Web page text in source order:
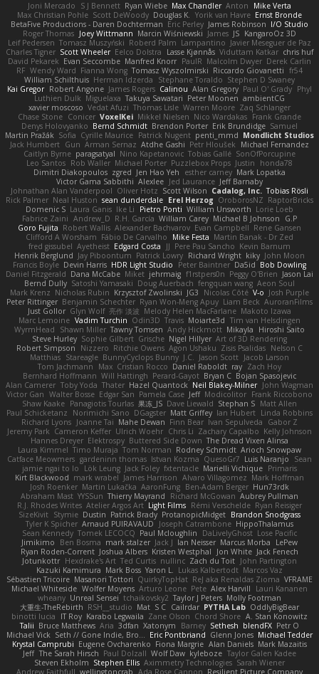
Joni Mercado S J Bennett Ryan Wiebe Max Chandler Anton
Mike Verta
Max Christian Pohle Scott DeWoody Douglas K. Yorik van Havre Ernst Bronde
BetaFive Productions - Daren Dochterman Eric Perley James Robinson I/O Studio
Roger Thomas Joey Wittmann Marcin Wiśniewski James JS KangaroOz 3D
Leif Pedersen Tomasz Muszyński Roberd Palm Lampantino Javier Meseguer de Paz
Charles Tigner Scott Wheeler Eelco Dolstra Lasse Kjønnås Viduttam Katkar chris huf
David Pekarek Evan Seccombe Manfred Knorr PaulR Malcolm Dwyer Derek Carlin
RF Wendy Ward Fianna Wong Tomasz Wyszolmirski Riccardo Giovanetti fr54
William Schilthuis Herman Idzerda Stephane Toraldo Stephen D Swaney
Kai Gregor Robert Angone James Rogers Calinou Alan Gregory Paul O' Grady Phyl
Luthien Dulk Miguelaxa Takuya Sawatari Peter Moonen ambientCG
xavier moscoso Vedat Afuzi Thomas Lisle Warren Moore Zaq Schlanger
Chase Stone Conicer VoxelKei Mikkel Nielsen Nico Wardakas Frank Grande
Denys Holovyanko Bernd Schmidt Brendon Porter Erik Brundidge Samuel
Martin Pražák Sofia Cyrille Maurice Patrick Nugent penti_mmd Mondlicht Studios
Jack Humbert Gun Arman Sernaz Atdhe Gashi Petr Hloušek
Michael Fernandez
Caitlyn Byrne paragsatyal Nino Kapetanovic Tobias Gallé SonOfPorcupine
Leo Santos Rob Waller Michael Porter Puzzlebox Props Justin
honda78
Dimitri Diakopoulos zgred Jen Hao Yeh esther carney Mark Lopatka
Victor Gama Sabbithi Alexlee Jed Laurance Jeff Barnaby
Johnathan Alan Vanderpool Oliver Hotz Scott Wilson Cadalog, Inc. Tobias Rösli
Rick Palmer Neal Huston sean dunderdale Erel Herzog OroborosNZ RaptorBricks
Domenic S Laura Ganis Ike Li Pietro Ponti William Unsworth Lorie Loeb
Fabrice Zaini Andrew_D R.H. García William Carey Michael B Johnson
G.P
Goro Fujita Robert Wallis Alexander Bachvarov Evan Campbell Rene Gansen
Clifford A Worsham Fábio De Carvalho Mike Festa Martin Banak - Dr Zed
fred gissubel Ayetheist Edgard Costa JJ Pere Pau Sancho Kevin Barnum
Henrik Berglund Jay Piboontum Patrick Lowry Richard Wright kiky John Moon
Francis Boyle Devin Harris HDR Light Studio Peter Baintner Da5id Bob Dowling
Daniel Fitzgerald Dana McCabe Miket jehrmaig f1rstpers0n Peggy O'Brien Jason Lai
Bernd Dully Satoshi Yamasaki Doug Auerbach fengquan wang Aeon Soul
Mark Krenz Nicholas Rubin Krzysztof Zwolinski JG3 Nicolas Côté V-o Josh Purple
Peter Rittinger Benjamin Schechter Ryan Won-Meng Apuy Liam Beck AuroranFilms
Just Gollor Glyn Wolf 亮作 淡波 Melody Helen MacFarlane Makoto Izawa
Marc Lemoine Vadim Turchin Odin3D Travis Moiarte3d Tim van Helsdingen
WyrmHead
Shawn Miller Tawny Tomsen Andy Hickmott Mikayla
Hiroshi Saito
Steve Hurley Sophie Gilbert Grische Nigel Hillyer Art of 3D Rendering
Robert Simpson
Nizzero Ritchie Owens Agon Ushaku Zisis Psalidas Nelson C
Matthias Stareagle BunnyCyclops Bunny J.C. Jason Scott Jacob Larson
Tom Jachmann
Max Cristian Rocco Daniel Raboldt ray Zach Hoy
Bernhard Hoffmann Will Hattingh Perard-Gayot Bryan C Bojan Spasojevic
Alan Camerer Toby Yoda Thater Hazel Quantock Neil Blakey-Milner John Wagman
Victor Gan Walter Bosse Edgar San Pamela Case Jeff Modicolitor Frank Riccobono
Shaw Kaake Panagiotis Tourlas 果冻_JS Dave Liewald Stephan S Matt Allen
Paul Schicketanz
Norimichi Sano DGagster Matt Griffey Ian Hubert Linda Robbins
Richard Lyons Joanne Tai Mahe Dewan Finn Bear Ivan Sepulveda
Gabor Z
Jeremy Park Cameron Keffer Ulrich Woehr Chris Li Zachary Capalbo Kelly Johnson
Hannes Dreyer Elektrospy Buttered Side Down The Dread Vixen Alinsa
Laura Kimmel Timo Muraja Tom Norman Rodney Schmidt Arioch Snowpaw
Catface Meowmers gardeninn thomas Istvan Kozma QuesoGr7 Luis Naranjo
Sean
jamie ngai to lo
Lök Leung Jack Foley fxtentacle Marielli Vichique Primaris
Kirt Blackwood mark wrabel James Harrison Alvaro Villagomez Mark Hoffman
Josh Roenker Martin Lukačka AaronFung Ben-Adam Berger Hun73rdk
Abraham Mast YYSSun Thierry Mayrand Richard McGowan Aubrey Pullman
R.J. Rhodes Writes Atelier Argos Art Light Films Rémi Verschelde Ryan Reisiger
SizeKivit Stymie Dustin Patrick Brady ProtanopicMidget Brandon Snodgrass
Tyler K Spicher Arnaud PUIRAVAUD Joseph Catrambone HippoThalamus
Sean Kennedy Tomek LECOCQ Paul Mcloughlin DaLivelyGhost Lose Pacific
Jimikimo
Ben Bosma mark stalzer Jack J Ian Neisser Marcus Morba
LePew
Ryan Roden-Corrent Joshua Albers Kristen Westphal Jon White Jack Fenech
Jotunkottr Hexdrake's Art Ted Curtis nullinc Zach du Toit John Partington
Kazuki Kamimura Mark Boss Yaron L. Lukas Kalbertodt Marcos Vaz
Sébastien Tricoire Masanori Tottori QuirkyTopHat ReJ aka Renaldas Zioma VFRAME
Michael Whiteside Wolfer Moyens Arturo Leone Pete Alex Harvill
Lauri Kananen
wheany Unreal Sensei tchaikovsky2 Taylor J Peters Molly Footman
大重生-TheRebirth RSH__studio Mat S C Cailrdar PYTHA Lab OddlyBigBear
binotti lucia
IT Roy Karabo Legwaila Zane Olson Chord Shore A. Stan Konowitz
Talii Bruce Matthews Aria 3dfan Xatonym Barney Sethesh blendFX Petr O
Michael Vick Seth // Gone Indie, Bro... Eric Pontbriand Glenn Jones Michael Tedder
Krystal Camprubi Eugene Ovcharenko Fiona Margrie Alan Daniels Mark Mazaitis
Jeff The Sarah Hirsch Paul Dolzall Wolf Daw kyleboze Taylor Galen Kadee
Steven Ekholm Stephen Ellis Aximmetry Technologies Sarah Wiener
Andrew Faithfull wellingtoncrab Ada Rose Cannon Resilient Picture Company